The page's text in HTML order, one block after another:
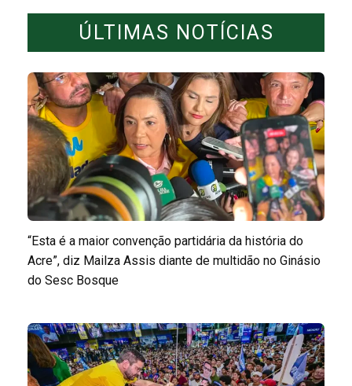
ÚLTIMAS NOTÍCIAS
“Esta é a maior convenção partidária da história do
Acre”, diz Mailza Assis diante de multidão no Ginásio
do Sesc Bosque